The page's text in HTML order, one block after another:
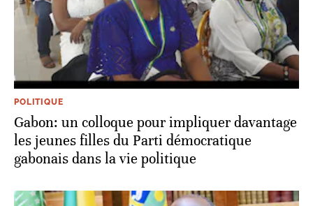
POLITIQUE
Gabon: un colloque pour impliquer davantage
les jeunes filles du Parti démocratique
gabonais dans la vie politique